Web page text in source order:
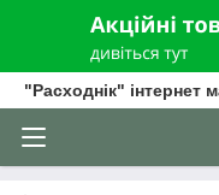
"Расходнік" інтернет